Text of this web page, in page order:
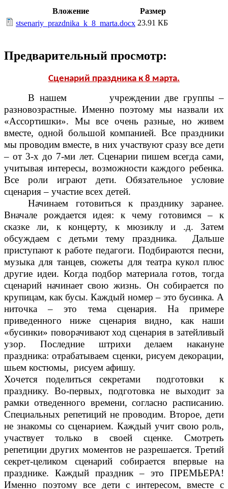
Вложение
Размер
stsenariy_prazdnika_k_8_marta.docx 23.91 КБ
Предварительный просмотр:
Сценарий праздника к 8 марта.
В нашем учреждении две группы –
разновозрастные. Именно поэтому мы назвали их
«Ассортишки». Мы все очень разные, но живем
вместе, одной большой компанией. Все праздники
мы проводим вместе, в них участвуют сразу все дети
– от 3-х до 7-ми лет. Сценарии пишем всегда сами,
учитывая интересы, возможности каждого ребенка.
Все роли играют дети. Обязательное условие
сценария – участие всех детей.
Начинаем готовиться к празднику заранее.
Вначале рождается идея: к чему готовимся – к
сказке ли, к концерту, к мюзиклу и .д. Затем
обсуждаем с детьми тему праздника. Дальше
приступают к работе педагоги. Подбираются песни,
музыка для танцев, сюжеты для театра кукол плюс
другие идеи. Когда подбор материала готов, тогда
сценарий начинает свою жизнь. Он собирается по
крупицам, как бусы. Каждый номер – это бусинка. А
ниточка – это тема сценария. На примере
приведенного ниже сценария видно, как наши
«бусинки» поворачивают ход сценария в затейливый
узор. Последние штрихи делаем накануне
праздника: отрабатываем сценки, рисуем декорации,
шьем костюмы, рисуем афишу.
Хочется поделиться секретами подготовки к
празднику. Во-первых, подготовка не выходит за
рамки отведенного времени, согласно расписанию.
Специальных репетиций не проводим. Второе, дети
не знакомы со сценарием. Каждый учит свою роль,
участвует только в своей сценке. Смотреть
репетиции других моментов не разрешается. Третий
секрет-целиком сценарий собирается впервые на
празднике. Каждый праздник – это ПРЕМЬЕРА!
Именно поэтому все дети с интересом, вместе с